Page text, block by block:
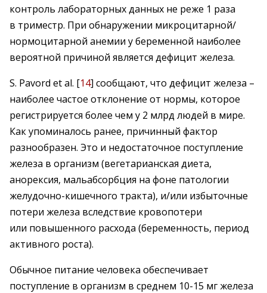
контроль лабораторных данных не реже 1 раза
в триместр. При обнаружении микроцитарной/
нормоцитарной анемии у беременной наиболее
вероятной причиной является дефицит железа.
S. Pavord et al. [14] сообщают, что дефицит железа –
наиболее частое отклонение от нормы, которое
регистрируется более чем у 2 млрд людей в мире.
Как упоминалось ранее, причинный фактор
разнообразен. Это и недостаточное поступление
железа в организм (вегетарианская диета,
анорексия, мальабсорбция на фоне патологии
желудочно-кишечного тракта), и/или избыточные
потери железа вследствие кровопотери
или повышенного расхода (беременность, период
активного роста).
Обычное питание человека обеспечивает
поступление в организм в среднем 10-15 мг железа